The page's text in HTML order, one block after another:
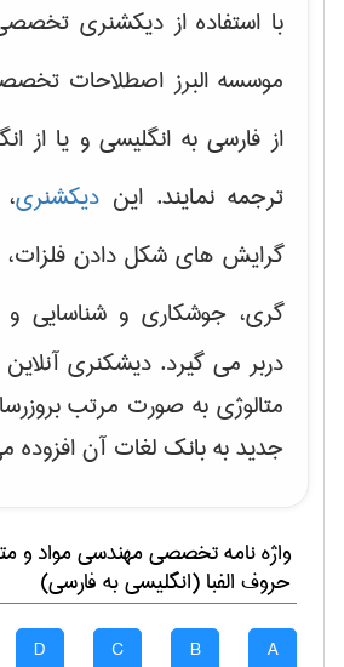
با استفاده از دیکشنری
موسسه البرز اصطلاحات
از فارسی به انگلیسی و یا از
ترجمه نمایند. این دیکشنری
گرایش های شکل دادن
گری، جوشکاری و شناسایی و
دربر می گیرد. دیشکنری
متالوژی به صورت مرتب
جدید به بانک لغات آن افزوده
واژه نامه تخصصیمهندسی مواد و
حروف الفبا (انگلیسی به فارسی)
A
B
C
D